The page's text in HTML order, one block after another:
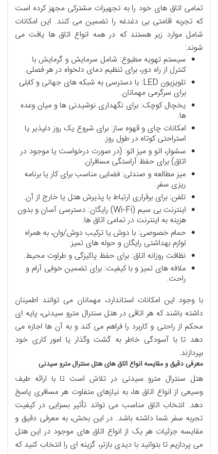
تمامی اتاق های خود را به تجهیزات مشترکی مجهز کرده است
که تجربه اقامتی بی دغدغه را تضمین می کنند. این امکانات
شامل موارد زیر هستند که در همه انواع اتاق ها یافت می
شوند:
سیستم تهویه مطبوع: شامل سرمایش و گرمایش با
کنترل از راه دور، برای تنظیم دمای دلخواه در هر فصلی.
تلویزیون LED: با دسترسی به شبکه های جهانی و کابلی
برای سرگرمی مهمانان.
یخچال کوچک: برای نگهداری نوشیدنی ها و میان وعده
ها.
امکانات چای و قهوه ساز: برای شروع یک روز دلپذیر یا
استراحتی کوتاه در طول روز.
سشوار، اتو و میز اتو: (در صورت درخواست یا موجود در
اتاق) برای حفظ آراستگی مسافران.
میز مطالعه و صندلی: فضایی مناسب برای کار یا برنامه
ریزی سفر.
تلفن: برای برقراری ارتباط با پذیرش هتل یا خارج از آن.
اینترنت بی سیم (Wi-Fi) رایگان: دسترسی آسان و بدون
هزینه به اینترنت در تمامی اتاق ها.
حمام خصوصی: با دوش یا ترکیب دوش/وان، به همراه
لوازم بهداشتی رایگان و حوله های تمیز.
نظافت روزانه اتاق: برای حفظ پاکیزگی و طراوت محیط.
ملافه های تمیز و با کیفیت: برای تضمین خوابی آرام و
راحت.
با وجود این امکانات استاندارد، مهمانان می توانند اطمینان
داشته باشند که هر اتاقی در هتل سنترال مترو سیدنی، پایه ای
محکم از راحتی و کاربرد را فراهم می کند و به آن ها اجازه می
دهد تا با آسودگی خاطر به گشت وگذار یا امور کاری خود
بپردازند.
معرفی دقیق و مقایسه انواع اتاق های هتل سنترال مترو سیدنی
هتل سنترال مترو سیدنی در تلاش است تا با ارائه طیف
وسیعی از انواع اتاق ها، به نیازهای متفاوت هر مسافری پاسخ
دهد. انتخاب اتاق مناسب می تواند تأثیر بسزایی در کیفیت
تجربه سفر شما داشته باشد. در این بخش، به معرفی دقیق و
مقایسه جزئیات هر یک از انواع اتاق های موجود در این هتل
می پردازیم تا بتوانید با دیدی بازتر، گزینه ای را انتخاب کنید که